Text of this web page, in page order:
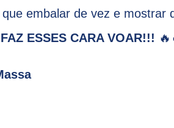
embalar de vez e mostrar
ESSES CARA VOAR!!!